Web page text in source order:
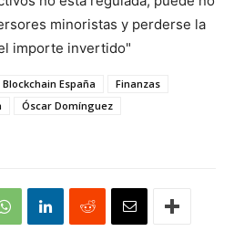
minoristas y perderse la
importe invertido"
Blockchain España
Finanzas
Óscar Domínguez